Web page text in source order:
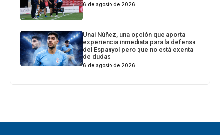
6 de agosto de 2026
Unai Núñez, una opción que aporta
experiencia inmediata para la defensa
del Espanyol pero que no está exenta
de dudas
6 de agosto de 2026